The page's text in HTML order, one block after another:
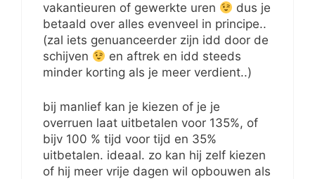
vakantieuren of gewerkte uren
dus je
betaald over alles evenveel in principe..
(zal iets genuanceerder zijn idd door de
schijven
en aftrek en idd steeds
minder korting als je meer verdient..)
bij manlief kan je kiezen of je je
overruen laat uitbetalen voor 135%, of
bijv 100 % tijd voor tijd en 35%
uitbetalen. ideaal. zo kan hij zelf kiezen
of hij meer vrije dagen wil opbouwen als